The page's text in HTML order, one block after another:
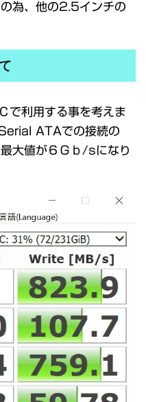
為、他の2.5インチの
で利用する事を考えま
ATAでの接続の
大値が６Ｇｂ/sになり